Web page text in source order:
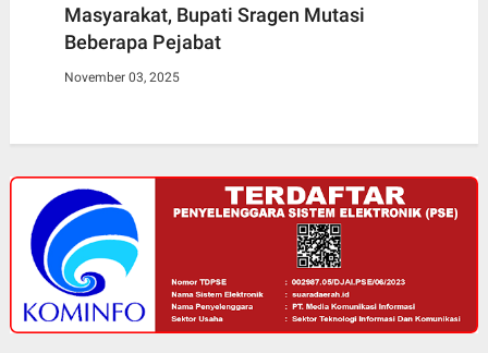
Masyarakat, Bupati Sragen Mutasi
Beberapa Pejabat
November 03, 2025